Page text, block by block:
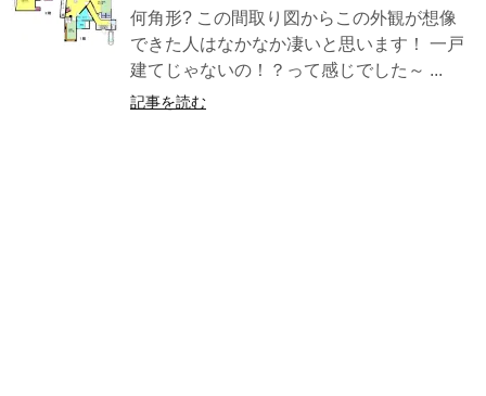
何角形? この間取り図からこの外観が想像
できた人はなかなか凄いと思います！ 一戸
建てじゃないの！？って感じでした～ ...
記事を読む